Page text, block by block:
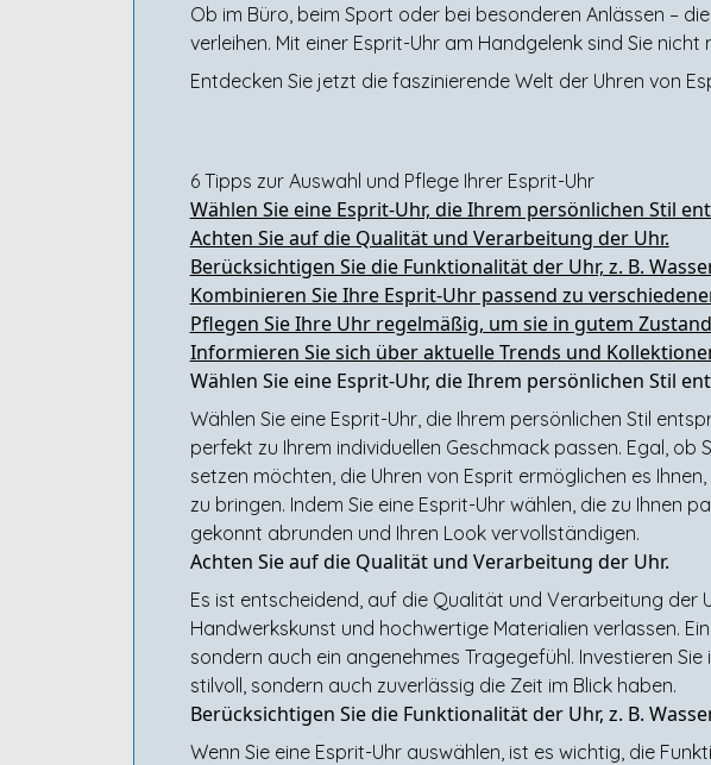
Ob im Büro, beim Sport oder bei besonderen Anlässen –
verleihen. Mit einer Esprit-Uhr am Handgelenk sind Sie
Entdecken Sie jetzt die faszinierende Welt der Uhren von
6 Tipps zur Auswahl und Pflege Ihrer Esprit-Uhr
Wählen Sie eine Esprit-Uhr, die Ihrem persönlichen Stil
Achten Sie auf die Qualität und Verarbeitung der Uhr.
Berücksichtigen Sie die Funktionalität der Uhr, z. B.
Kombinieren Sie Ihre Esprit-Uhr passend zu
Pflegen Sie Ihre Uhr regelmäßig, um sie in gutem
Informieren Sie sich über aktuelle Trends und
Wählen Sie eine Esprit-Uhr, die Ihrem persönlichen Stil
Wählen Sie eine Esprit-Uhr, die Ihrem persönlichen Stil
perfekt zu Ihrem individuellen Geschmack passen. Egal,
setzen möchten, die Uhren von Esprit ermöglichen es
zu bringen. Indem Sie eine Esprit-Uhr wählen, die zu Ihnen
gekonnt abrunden und Ihren Look vervollständigen.
Achten Sie auf die Qualität und Verarbeitung der Uhr.
Es ist entscheidend, auf die Qualität und Verarbeitung der
Handwerkskunst und hochwertige Materialien verlassen.
sondern auch ein angenehmes Tragegefühl. Investieren
stilvoll, sondern auch zuverlässig die Zeit im Blick haben.
Berücksichtigen Sie die Funktionalität der Uhr, z. B.
Wenn Sie eine Esprit-Uhr auswählen, ist es wichtig, die